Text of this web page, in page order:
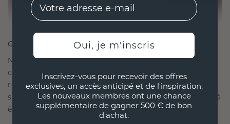
CRÉÉ POUR LA CONNEXION
Notre philosophie en matière de design est de
créer des liens, chaque pièce étant conçue pour
résister à l'épreuve du temps. Elle devient votre
symbole d'amour et de moments chéris, destinée à
être portée et chérie pour toujours.
Oui, je m'inscris
Inscrivez-vous pour recevoir des offres
exclusives, un accès anticipé et de l'inspiration.
Les nouveaux membres ont une chance
supplémentaire de gagner 500 € de bon
d'achat.